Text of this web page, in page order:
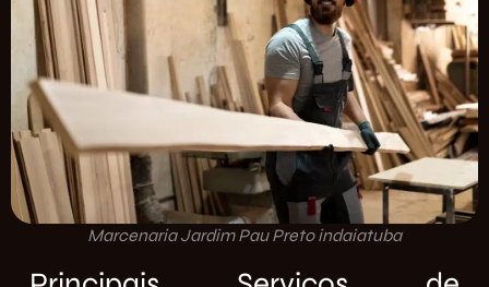
Marcenaria Jardim Pau Preto indaiatuba